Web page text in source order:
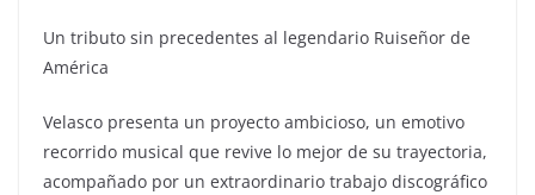
Un tributo sin precedentes al legendario Ruiseñor de
América
Velasco presenta un proyecto ambicioso, un emotivo
recorrido musical que revive lo mejor de su trayectoria,
acompañado por un extraordinario trabajo discográfico